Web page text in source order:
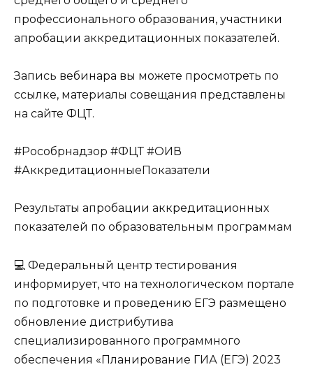
профессионального образования, участники
апробации аккредитационных показателей.
Запись вебинара вы можете просмотреть по
ссылке, материалы совещания представлены
на сайте ФЦТ.
#Рособрнадзор #ФЦТ #ОИВ
#АккредитационныеПоказатели
Результаты апробации аккредитационных
показателей по образовательным программам
💻 Федеральный центр тестирования
информирует, что на технологическом портале
по подготовке и проведению ЕГЭ размещено
обновление дистрибутива
специализированного программного
обеспечения «Планирование ГИА (ЕГЭ) 2023